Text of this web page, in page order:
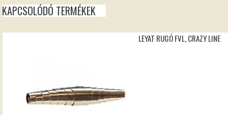
KAPCSOLÓDÓ TERMÉKEK
LEYAT RUGÓ FVL, CRAZY LINE